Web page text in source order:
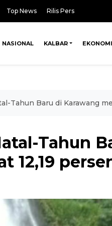
Top News Rilis Pers
NASIONAL KALBAR EKONOMI
Tahun Baru di Karawang
Tahun
12,19